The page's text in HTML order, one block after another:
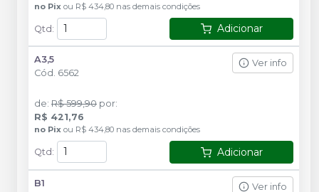
no Pix ou R$ 434,80 nas demais condições
Qtd: Adicionar
A3,5
Cód. 6562
Ver info
de: R$ 599,90 por:
R$ 421,76
no Pix ou R$ 434,80 nas demais condições
Qtd : Adicionar
B1
Ver info